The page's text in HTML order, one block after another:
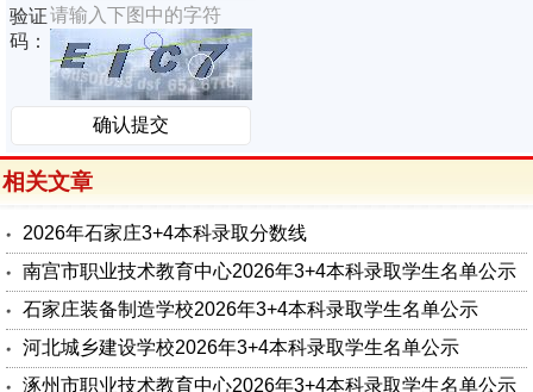
验证
码：
请输入下图中的字符
相关文章
2026年石家庄3+4本科录取分数线
南宫市职业技术教育中心2026年3+4本科录取学生名单公示
石家庄装备制造学校2026年3+4本科录取学生名单公示
河北城乡建设学校2026年3+4本科录取学生名单公示
涿州市职业技术教育中心2026年3+4本科录取学生名单公示